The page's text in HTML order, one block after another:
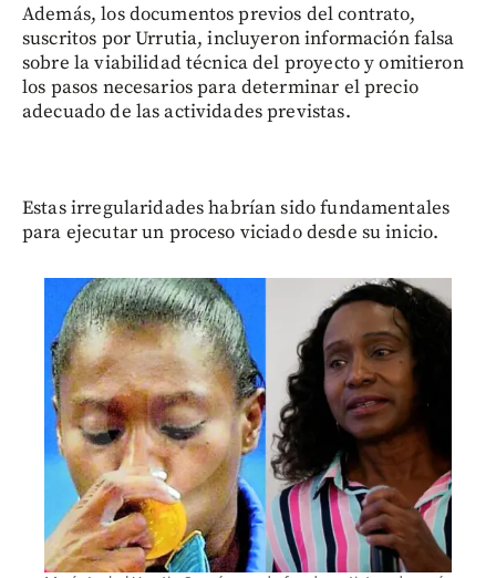
Además, los documentos previos del contrato,
suscritos por Urrutia, incluyeron información falsa
sobre la viabilidad técnica del proyecto y omitieron
los pasos necesarios para determinar el precio
adecuado de las actividades previstas.
Estas irregularidades habrían sido fundamentales
para ejecutar un proceso viciado desde su inicio.